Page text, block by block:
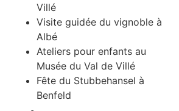
Villé
Visite guidée du vignoble à
Albé
Ateliers pour enfants au
Musée du Val de Villé
Fête du Stubbehansel à
Benfeld